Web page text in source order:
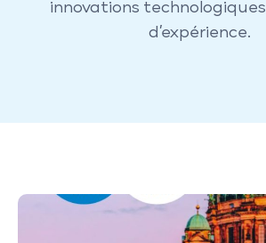
innovations
d’expérience.